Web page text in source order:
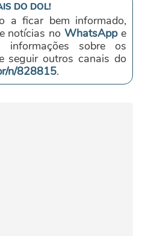
DO DOL!
a ficar bem informado,
notícias noWhatsAppe
sobre os
seguir outros canais do
n/828815.